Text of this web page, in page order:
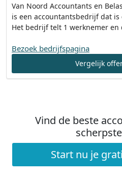
Van Noord Accountants en
is een accountantsbedrijf dat is
Het bedrijf telt 1 werknemer en
Bezoek bedrijfspagina
Vergelijk
Vind de beste
Start nu je